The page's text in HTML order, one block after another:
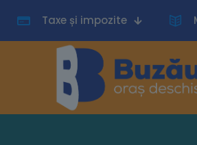
Taxe și impozite